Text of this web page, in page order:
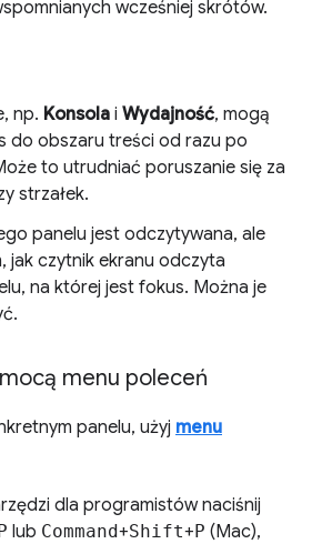
wcześniej skrótów.
np. Konsola i Wydajność, mogą
do obszaru treści od razu po
to utrudniać poruszanie się za
strzałek.
panelu jest odczytywana, ale
jak czytnik ekranu odczyta
na której jest fokus. Można je
menu poleceń
panelu, użyj menu
dla programistów naciśnij
lub Command+Shift+P (Mac),